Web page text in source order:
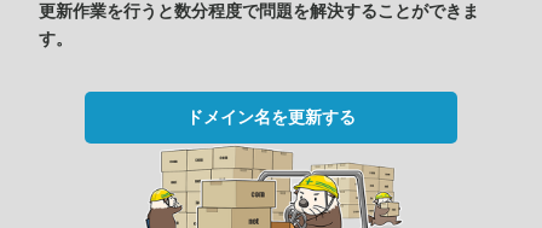
更新作業を行うと数分程度で問題を解決することができま
す。
ドメイン名を更新する